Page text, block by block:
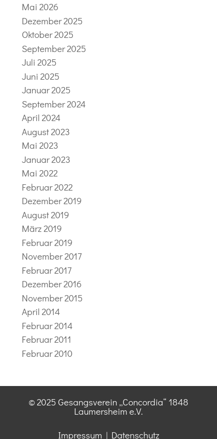
Mai 2026
Dezember 2025
Oktober 2025
September 2025
Juli 2025
Juni 2025
Januar 2025
September 2024
April 2024
August 2023
Mai 2023
Januar 2023
Mai 2022
Februar 2022
Dezember 2019
August 2019
März 2019
Februar 2019
November 2017
Februar 2017
Dezember 2016
November 2015
April 2014
Februar 2014
Februar 2011
Februar 2010
© 2025 Gesangsverein „Concordia“ 1848
Laumersheim e.V.
Impressum | Datenschutz